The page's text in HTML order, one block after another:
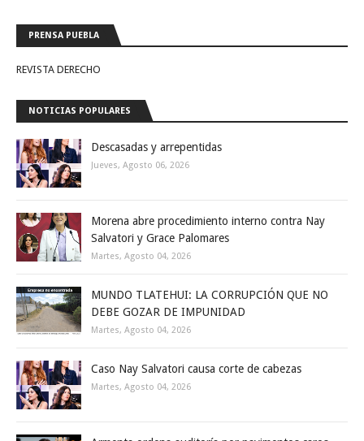
PRENSA PUEBLA
REVISTA DERECHO
NOTICIAS POPULARES
Descasadas y arrepentidas
Jueves, Agosto 06, 2026
Morena abre procedimiento interno contra Nay
Salvatori y Grace Palomares
Martes, Agosto 04, 2026
MUNDO TLATEHUI: LA CORRUPCIÓN QUE NO
DEBE GOZAR DE IMPUNIDAD
Martes, Agosto 04, 2026
Caso Nay Salvatori causa corte de cabezas
Martes, Agosto 04, 2026